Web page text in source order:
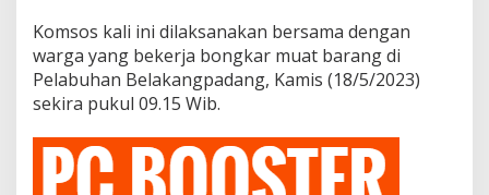
a
r
M
u
B
a
Komsos kali ini dilaksanakan bersama dengan
warga yang bekerja bongkar muat barang di
Pelabuhan Belakangpadang, Kamis (18/5/2023)
sekira pukul 09.15 Wib.